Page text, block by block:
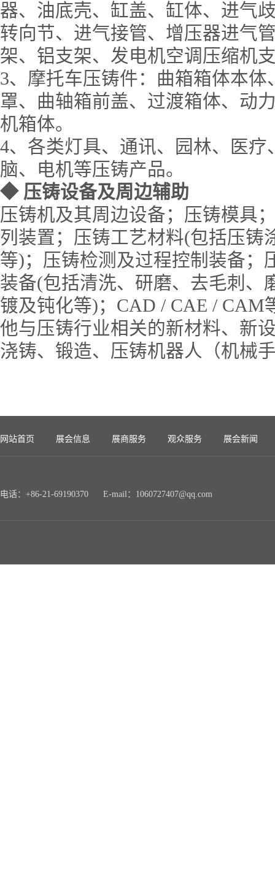
器、油底壳、缸盖、缸体、进气
转向节、进气接管、增压器进气
架、铝支架、发电机空调压缩机
3、摩托车压铸件：曲箱箱体本
罩、曲轴箱前盖、过渡箱体、动
机箱体。
4、各类灯具、通讯、园林、医
脑、电机等压铸产品。
◆ 压铸设备及周边辅助
压铸机及其周边设备；压铸模具
列装置；压铸工艺材料(包括压铸
等)；压铸检测及过程控制装备；
装备(包括清洗、研磨、去毛刺、
镀及钝化等)；CAD / CAE / CAM
他与压铸行业相关的新材料、新
浇铸、锻造、压铸机器人（机械
网站首页 展会信息 展商服务 观众服务 展会新闻
电话：+86-21-69190370 E-mail：1060727407@qq.com